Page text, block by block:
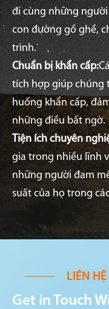
đi cùng những
con đường gồ ghề,
trình.
Chuẩn bị khẩn cấp:
tích hợp giúp chúng
huống khẩn cấp,
những điều bất ngờ.
Tiện ích chuyên
gia trong nhiều lĩnh
những người đam
suất của họ trong
LIÊN HỆ
Get in Touch